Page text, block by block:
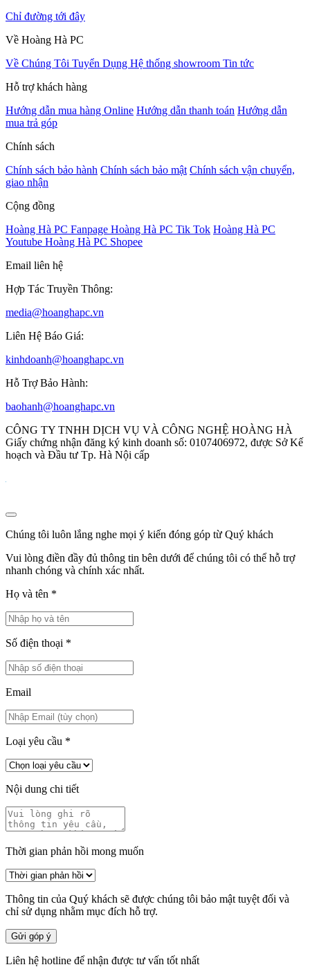
Chỉ đường tới đây
Về Hoàng Hà PC
Về Chúng Tôi Tuyển Dụng Hệ thống showroom Tin tức
Hỗ trợ khách hàng
Hướng dẫn mua hàng Online Hướng dẫn thanh toán Hướng dẫn
mua trả góp
Chính sách
Chính sách bảo hành Chính sách bảo mật Chính sách vận chuyển,
giao nhận
Cộng đồng
Hoàng Hà PC Fanpage Hoàng Hà PC Tik Tok Hoàng Hà PC
Youtube Hoàng Hà PC Shopee
Email liên hệ
Hợp Tác Truyền Thông:
media@hoanghapc.vn
Liên Hệ Báo Giá:
kinhdoanh@hoanghapc.vn
Hỗ Trợ Bảo Hành:
baohanh@hoanghapc.vn
CÔNG TY TNHH DỊCH VỤ VÀ CÔNG NGHỆ HOÀNG HÀ
Giấy chứng nhận đăng ký kinh doanh số: 0107406972, được Sở Kế
hoạch và Đầu tư Tp. Hà Nội cấp
Chúng tôi luôn lắng nghe mọi ý kiến đóng góp từ Quý khách
Vui lòng điền đầy đủ thông tin bên dưới để chúng tôi có thể hỗ trợ
nhanh chóng và chính xác nhất.
Họ và tên *
Số điện thoại *
Email
Loại yêu cầu *
Nội dung chi tiết
Thời gian phản hồi mong muốn
Thông tin của Quý khách sẽ được chúng tôi bảo mật tuyệt đối và
chỉ sử dụng nhằm mục đích hỗ trợ.
Gửi góp ý
Liên hệ hotline để nhận được tư vấn tốt nhất